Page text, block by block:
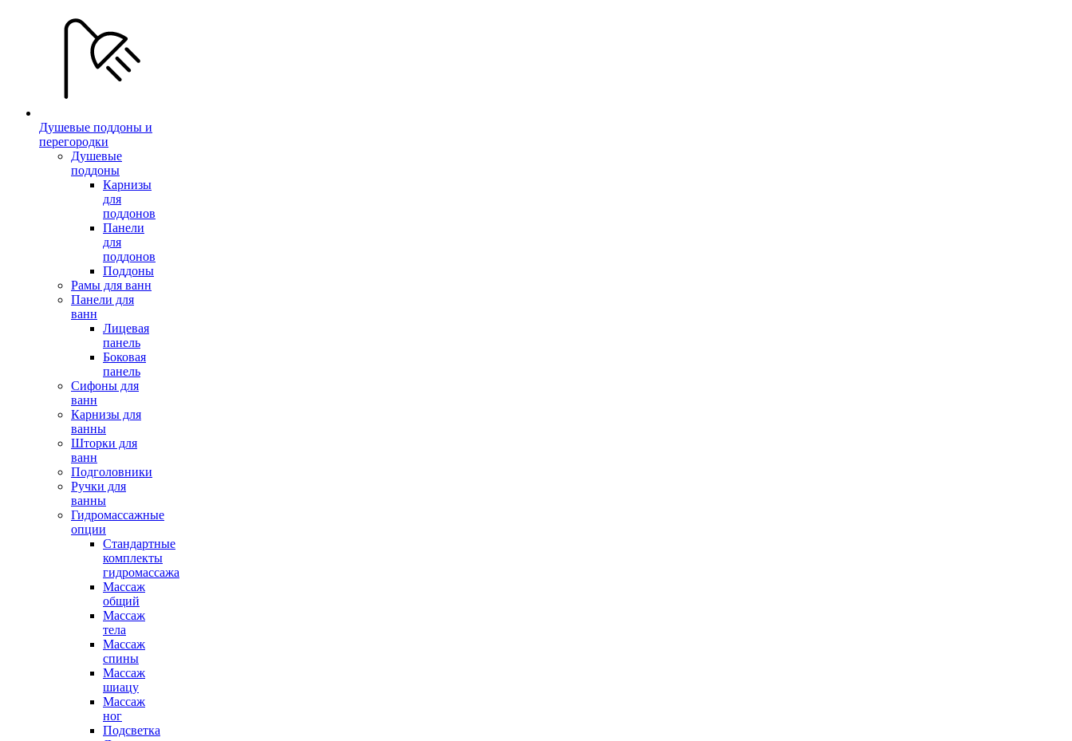
Душевые поддоны и
перегородки
Душевые
поддоны
Карнизы
для
поддонов
Панели
для
поддонов
Поддоны
Рамы для ванн
Панели для
ванн
Лицевая
панель
Боковая
панель
Сифоны для
ванн
Карнизы для
ванны
Шторки для
ванн
Подголовники
Ручки для
ванны
Гидромассажные
опции
Стандартные
комплекты
гидромассажа
Массаж
общий
Массаж
тела
Массаж
спины
Массаж
шиацу
Массаж
ног
Подсветка